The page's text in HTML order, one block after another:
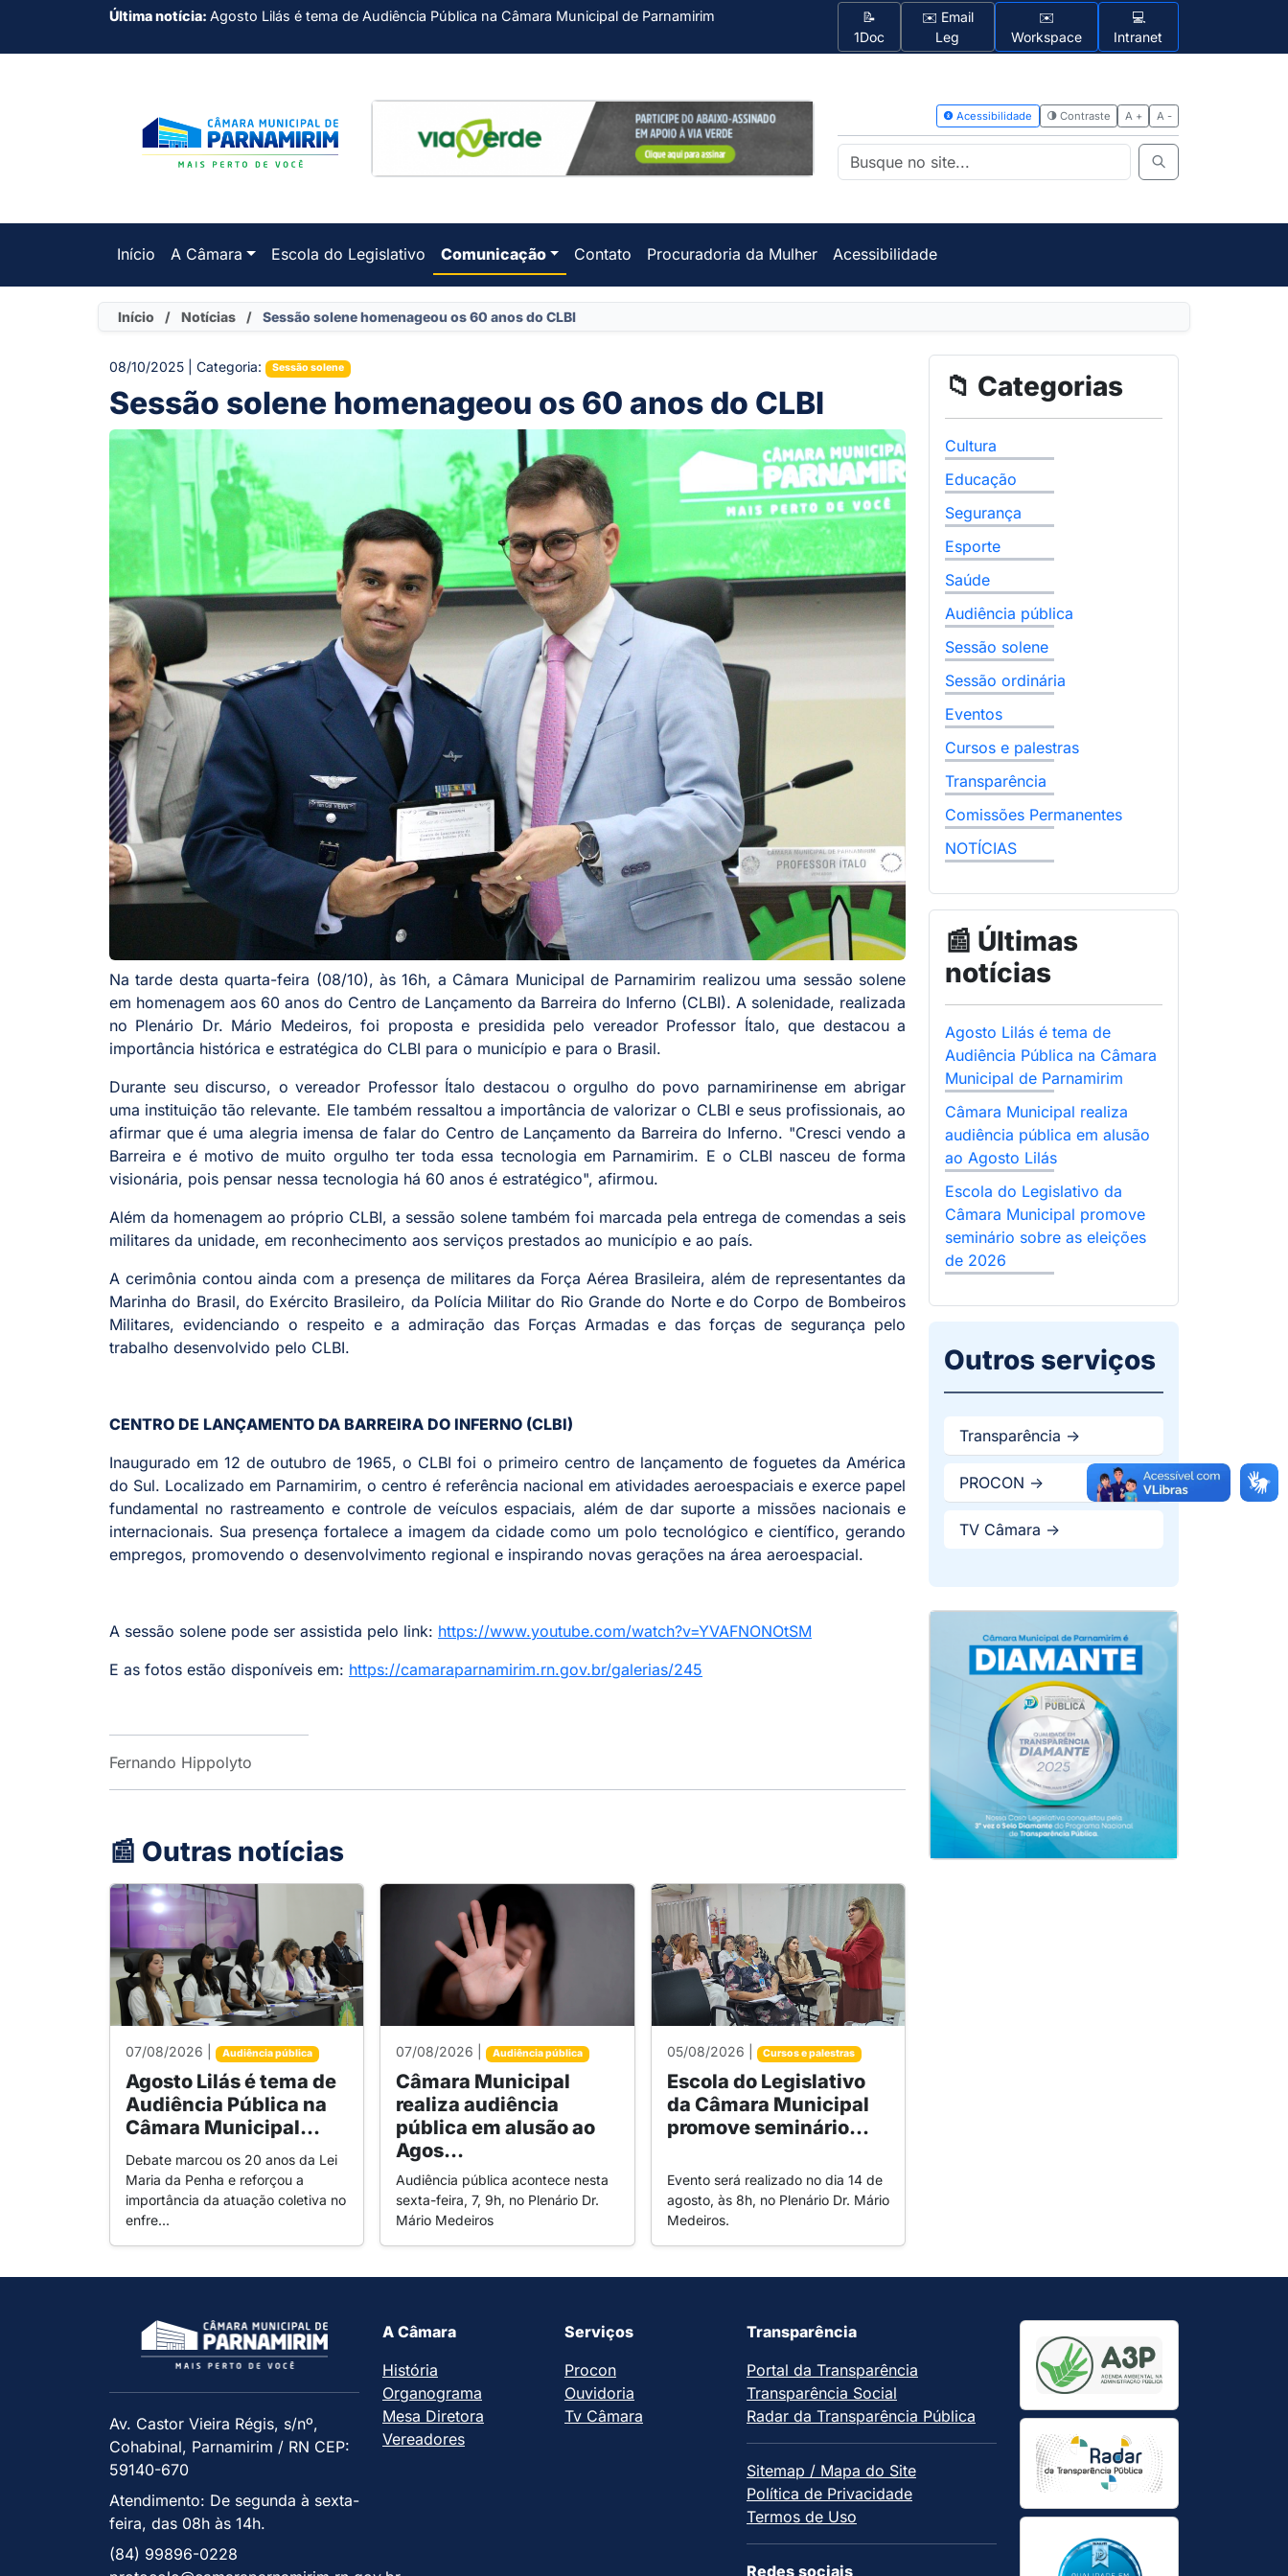
Última notícia: Agosto Lilás é tema de Audiência Pública na Câmara Municipal de Parnamirim
📝
1Doc
✉️ Email
Leg
✉️
Workspace
💻
Intranet
Início A Câmara Escola do Legislativo Comunicação Contato Procuradoria da Mulher Acessibilidade
Início / Notícias / Sessão solene homenageou os 60 anos do CLBI
08/10/2025 | Categoria: Sessão solene
Sessão solene homenageou os 60 anos do CLBI
Na tarde desta quarta-feira (08/10), às 16h, a Câmara Municipal de Parnamirim realizou uma sessão solene
em homenagem aos 60 anos do Centro de Lançamento da Barreira do Inferno (CLBI). A solenidade, realizada
no Plenário Dr. Mário Medeiros, foi proposta e presidida pelo vereador Professor Ítalo, que destacou a
importância histórica e estratégica do CLBI para o município e para o Brasil.
Durante seu discurso, o vereador Professor Ítalo destacou o orgulho do povo parnamirinense em abrigar
uma instituição tão relevante. Ele também ressaltou a importância de valorizar o CLBI e seus profissionais, ao
afirmar que é uma alegria imensa de falar do Centro de Lançamento da Barreira do Inferno. "Cresci vendo a
Barreira e é motivo de muito orgulho ter toda essa tecnologia em Parnamirim. E o CLBI nasceu de forma
visionária, pois pensar nessa tecnologia há 60 anos é estratégico", afirmou.
Além da homenagem ao próprio CLBI, a sessão solene também foi marcada pela entrega de comendas a seis
militares da unidade, em reconhecimento aos serviços prestados ao município e ao país.
A cerimônia contou ainda com a presença de militares da Força Aérea Brasileira, além de representantes da
Marinha do Brasil, do Exército Brasileiro, da Polícia Militar do Rio Grande do Norte e do Corpo de Bombeiros
Militares, evidenciando o respeito e a admiração das Forças Armadas e das forças de segurança pelo
trabalho desenvolvido pelo CLBI.
CENTRO DE LANÇAMENTO DA BARREIRA DO INFERNO (CLBI)
Inaugurado em 12 de outubro de 1965, o CLBI foi o primeiro centro de lançamento de foguetes da América
do Sul. Localizado em Parnamirim, o centro é referência nacional em atividades aeroespaciais e exerce papel
fundamental no rastreamento e controle de veículos espaciais, além de dar suporte a missões nacionais e
internacionais. Sua presença fortalece a imagem da cidade como um polo tecnológico e científico, gerando
empregos, promovendo o desenvolvimento regional e inspirando novas gerações na área aeroespacial.
A sessão solene pode ser assistida pelo link: https://www.youtube.com/watch?v=YVAFNONOtSM
E as fotos estão disponíveis em: https://camaraparnamirim.rn.gov.br/galerias/245
Fernando Hippolyto
📰 Outras notícias
07/08/2026 | Audiência pública
Agosto Lilás é tema de
Audiência Pública na
Câmara Municipal...
Debate marcou os 20 anos da Lei
Maria da Penha e reforçou a
importância da atuação coletiva no
enfre...
07/08/2026 | Audiência pública
Câmara Municipal
realiza audiência
pública em alusão ao
Agos...
Audiência pública acontece nesta
sexta-feira, 7, 9h, no Plenário Dr.
Mário Medeiros
05/08/2026 | Cursos e palestras
Escola do Legislativo
da Câmara Municipal
promove seminário...
Evento será realizado no dia 14 de
agosto, às 8h, no Plenário Dr. Mário
Medeiros.
📁 Categorias
Cultura
Educação
Segurança
Esporte
Saúde
Audiência pública
Sessão solene
Sessão ordinária
Eventos
Cursos e palestras
Transparência
Comissões Permanentes
NOTÍCIAS
📰 Últimas
notícias
Agosto Lilás é tema de
Audiência Pública na Câmara
Municipal de Parnamirim
Câmara Municipal realiza
audiência pública em alusão
ao Agosto Lilás
Escola do Legislativo da
Câmara Municipal promove
seminário sobre as eleições
de 2026
Outros serviços
Transparência ->
PROCON ->
TV Câmara ->
Av. Castor Vieira Régis, s/nº,
Cohabinal, Parnamirim / RN CEP:
59140-670
Atendimento: De segunda à sexta-
feira, das 08h às 14h.
(84) 99896-0228
A Câmara
História
Organograma
Mesa Diretora
Vereadores
Serviços
Procon
Ouvidoria
Tv Câmara
Transparência
Portal da Transparência
Transparência Social
Radar da Transparência Pública
Sitemap / Mapa do Site
Política de Privacidade
Termos de Uso
Redes sociais